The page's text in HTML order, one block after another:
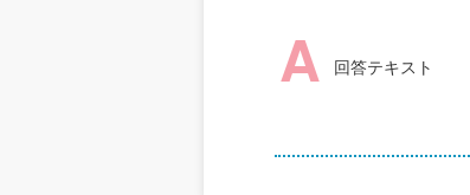
A 回答テキスト